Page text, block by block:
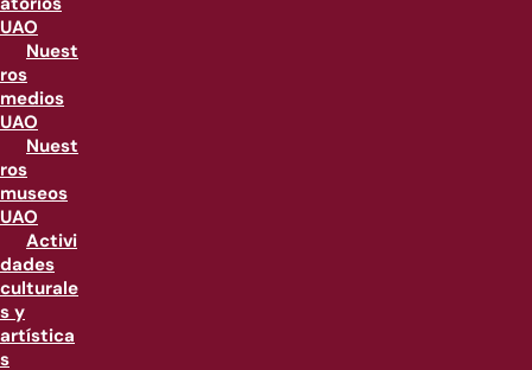
UAO
Nuest
ros
medios
UAO
Nuest
ros
museos
UAO
Activi
dades
culturale
s y
artística
s